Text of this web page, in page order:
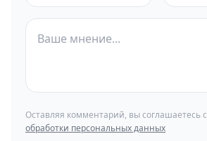
Оставляя комментарий, вы соглашаетесь с
обработки персональных данных